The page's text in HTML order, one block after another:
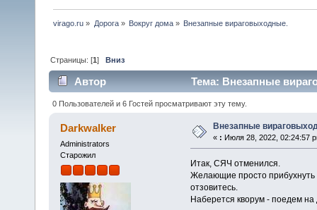
virago.ru » Дорога» Вокруг дома» Внезапные вираговыходные.
Страницы: [1]Вниз
Автор Тема: Внезапные
0 Пользователей и 6 Гостей просматривают эту тему.
Darkwalker
Administrators
Старожил
Внезапные
« : Июля 28, 2022, 02:24:57
Итак, СЯЧ отменился.
Желающие просто прибухнуть
отзовитесь.
Наберется кворум - поедем на